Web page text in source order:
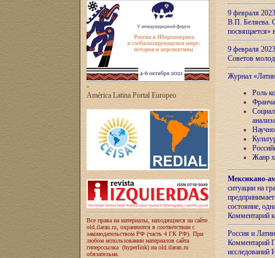
-
América Latina Portal Europeo
Все права на материалы, находящиеся на сайте
old.ilaran.ru, охраняются в соответствии с
законодательством РФ (часть 4 ГК РФ). При
любом использовании материалов сайта
гиперссылка (hyperlink) на old.ilaran.ru
обязательна.
9 февраля
В.П. Беляева.
посвящается»
9 февраля
Советов
Журнал
Роль
анализа
Жанр
Мексикано-
ситуации на
состояние,
Комментарий
Россия и
Комментарий